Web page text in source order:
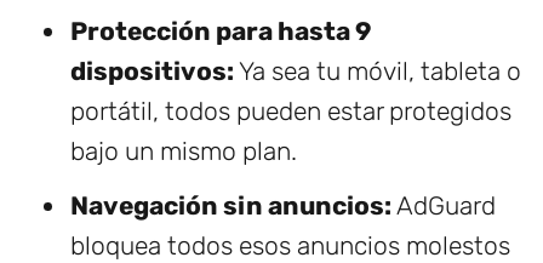
Protección para hasta 9
dispositivos: Ya sea tu móvil, tableta o
portátil, todos pueden estar protegidos
bajo un mismo plan.
Navegación sin anuncios: AdGuard
bloquea todos esos anuncios molestos